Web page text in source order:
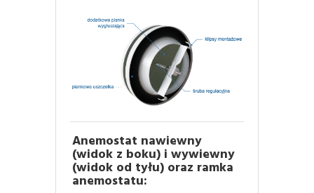
Anemostat nawiewny
(widok z boku) i wywiewny
(widok od tyłu) oraz ramka
anemostatu: